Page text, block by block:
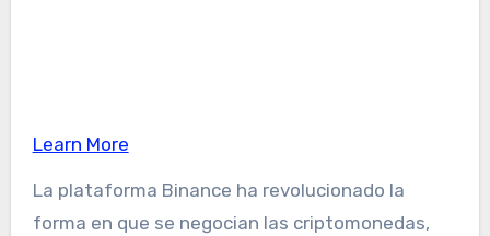
Learn More
La plataforma Binance ha revolucionado la
forma en que se negocian las criptomonedas,